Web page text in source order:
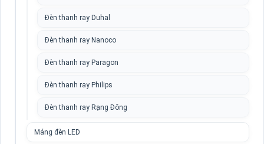
Đèn thanh ray Duhal
Đèn thanh ray Nanoco
Đèn thanh ray Paragon
Đèn thanh ray Philips
Đèn thanh ray Rạng Đông
Máng đèn LED